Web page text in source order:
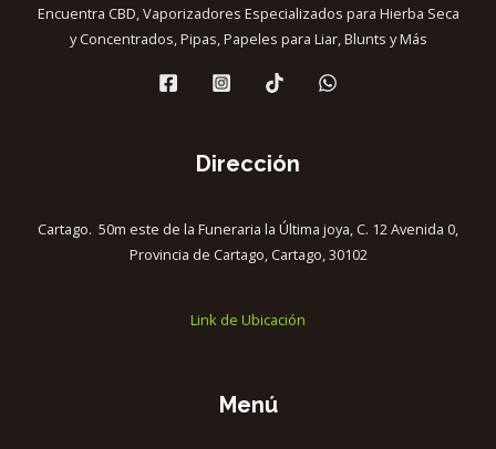
Encuentra CBD, Vaporizadores Especializados para Hierba Seca
y Concentrados, Pipas, Papeles para Liar, Blunts y Más
Dirección
Cartago. 50m este de la Funeraria la Última joya, C. 12 Avenida 0,
Provincia de Cartago, Cartago, 30102
Link de Ubicación
Menú